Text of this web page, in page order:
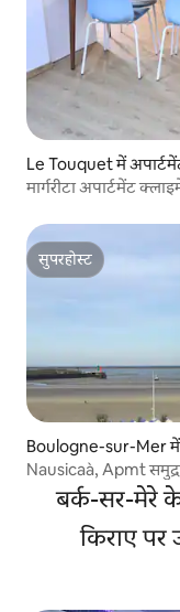
Le Touquet में
मार्गरीटा अपार्टमेंट
सुपरहोस्ट
सुपरहोस्ट
Boulogne-sur-Mer में
Nausicaà, Apmt
बर्क-सर-मेरे
किराए